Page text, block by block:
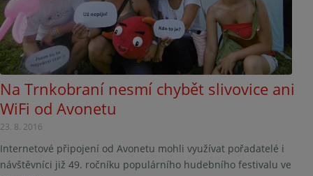
Na Trnkobraní nesmí chybět slivovice ani
WiFi od Avonetu
23. 8. 2016
Internetové připojení od Avonetu mohli využívat pořadatelé i
návštěvníci již 49. ročníku populárního hudebního festivalu ve